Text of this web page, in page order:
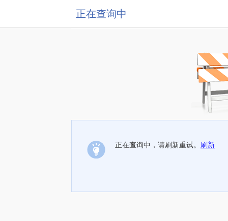
正在查询中
正在查询中，请刷新重试。 刷新